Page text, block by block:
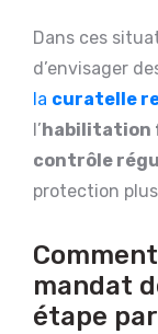
Dans ces
d’envisager
la curatelle
l’ habilitation
contrôle
protection
mandat
étape